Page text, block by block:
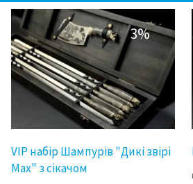
3%
VIP набір Шампурів "Дикі звірі
Max" з сікачом